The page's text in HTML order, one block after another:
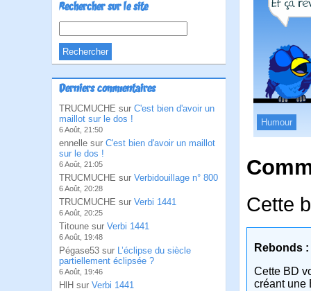
Rechercher sur le site
Derniers commentaires
TRUCMUCHE sur C'est bien d'avoir un
maillot sur le dos !
6 Août, 21:50
ennelle sur C'est bien d'avoir un maillot
sur le dos !
6 Août, 21:05
TRUCMUCHE sur Verbidouillage n° 800
6 Août, 20:28
TRUCMUCHE sur Verbi 1441
6 Août, 20:25
Titoune sur Verbi 1441
6 Août, 19:48
Pégase53 sur L’éclipse du siècle
partiellement éclipsée ?
6 Août, 19:46
HlH sur Verbi 1441
Humour
Cette
Rebonds :
Cette BD
créant une